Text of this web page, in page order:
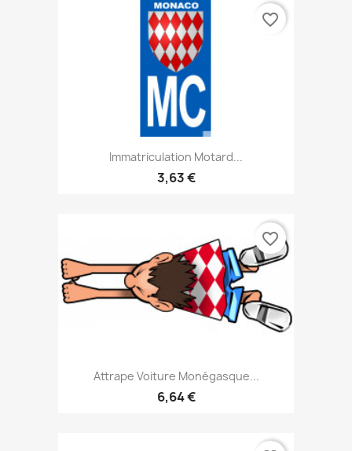
Immatriculation Motard...
3,63 €
favorite_border
Attrape Voiture Monégasque...
6,64 €
favorite_border